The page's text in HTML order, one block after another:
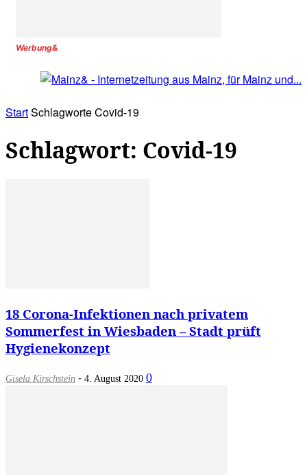
Werbung&
StartSchlagworteCovid-19
Schlagwort: Covid-19
18 Corona-Infektionen nach privatem
Sommerfest in Wiesbaden – Stadt prüft
Hygienekonzept
Gisela Kirschstein - 4. August 2020 0